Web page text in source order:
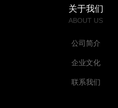
关于我们
ABOUT US
公司简介
企业文化
联系我们